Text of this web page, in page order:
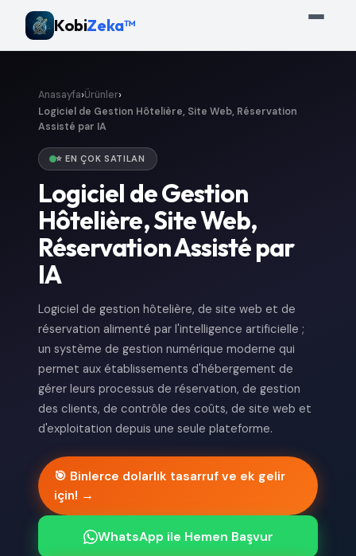
KobiZeka™
Anasayfa›Ürünler›
Logiciel de Gestion Hôtelière, Site Web, Réservation
Assisté par IA
⭐ EN ÇOK SATILAN
Logiciel de Gestion
Hôtelière, Site Web,
Réservation Assisté par
IA
Logiciel de gestion hôtelière, de site web et de
réservation alimenté par l'intelligence artificielle ;
un système de gestion numérique moderne qui
permet aux établissements d'hébergement de
gérer leurs processus de réservation, de gestion
des clients, de contrôle des coûts, de site web et
d'exploitation depuis une seule plateforme.
🎯 Binlerce dolarlık tasarruf ve ek gelir
için! →
WhatsApp ile Hemen Başvur